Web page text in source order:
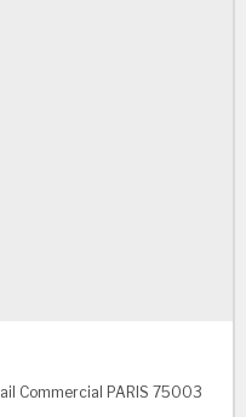
FROISSARD
Commercial PARIS 75003